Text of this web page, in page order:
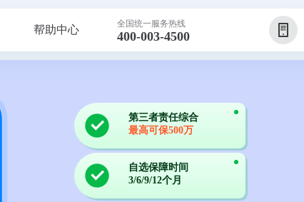
帮助中心 全国统一服务热线
400-003-4500
第三者责任综合
最高可保500万
自选保障时间
3/6/9/12个月